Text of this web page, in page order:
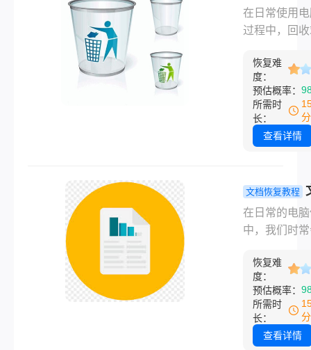
对这一挑战
将为您详细
么找回。
回收站清空
么恢复回来
找回!！
在日常使用
过程中，回
临时存放地
着重要的角
而，有时由
或误操作，
能会不小心
除。面对这
况，许多用
到无助和焦
请放心，即
站已被清空
仍然有几种
以尝试恢复
的文件。以
篇关于回收
了怎么恢复
恢复难
度：
预估概率：
所需时
长：
查看详情
文档恢复教程
过大删除后
回收站怎么
轻松找回！
在日常的电
中，我们时
以释放磁盘
情况。然而
候这些大文
删后并未出
收站中，或
恢复难
度：
预估概率：
所需时
长：
查看详情